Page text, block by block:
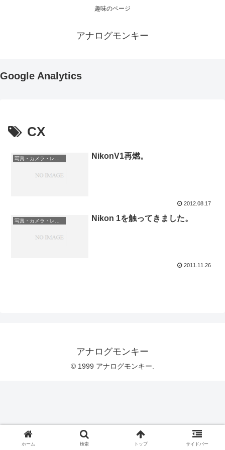
趣味のページ
アナログモンキー
Google Analytics
CX
NikonV1再燃。
2012.08.17
Nikon 1を触ってきました。
2011.11.26
アナログモンキー
© 1999 アナログモンキー.
ホーム 検索 トップ サイドバー